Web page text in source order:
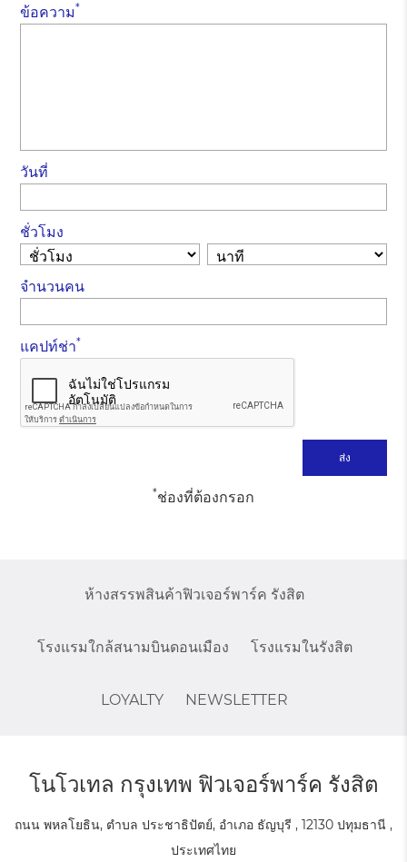
ข้อความ*
วันที่
ชั่วโมง
จำนวนคน
แคปท์ช่า*
*ช่องที่ต้องกรอก
ห้างสรรพสินค้าฟิวเจอร์พาร์ค รังสิต
โรงแรมใกล้สนามบินดอนเมือง โรงแรมในรังสิต
LOYALTY NEWSLETTER
โนโวเทล กรุงเทพ ฟิวเจอร์พาร์ค รังสิต
ถนน พหลโยธิน, ตำบล ประชาธิปัตย์, อำเภอ ธัญบุรี , 12130 ปทุมธานี ,
ประเทศไทย